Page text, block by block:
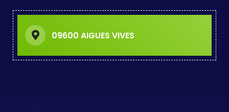
09600 AIGUES VIVES